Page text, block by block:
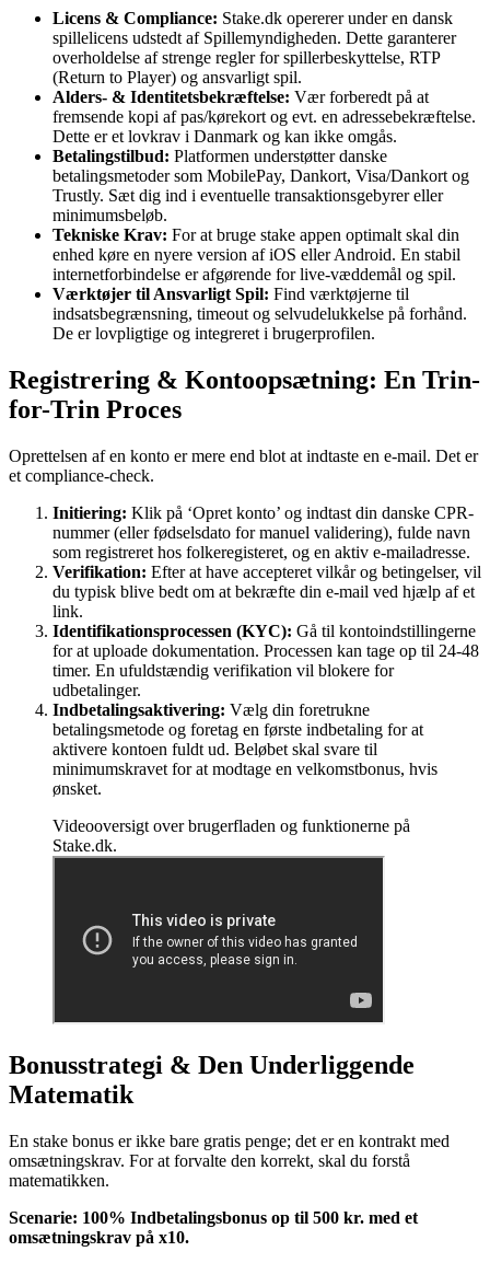
Licens & Compliance: Stake.dk opererer under en dansk
spillelicens udstedt af Spillemyndigheden. Dette garanterer
overholdelse af strenge regler for spillerbeskyttelse, RTP
(Return to Player) og ansvarligt spil.
Alders- & Identitetsbekræftelse: Vær forberedt på at
fremsende kopi af pas/kørekort og evt. en adressebekræftelse.
Dette er et lovkrav i Danmark og kan ikke omgås.
Betalingstilbud: Platformen understøtter danske
betalingsmetoder som MobilePay, Dankort, Visa/Dankort og
Trustly. Sæt dig ind i eventuelle transaktionsgebyrer eller
minimumsbeløb.
Tekniske Krav: For at bruge stake appen optimalt skal din
enhed køre en nyere version af iOS eller Android. En stabil
internetforbindelse er afgørende for live-væddemål og spil.
Værktøjer til Ansvarligt Spil: Find værktøjerne til
indsatsbegrænsning, timeout og selvudelukkelse på forhånd.
De er lovpligtige og integreret i brugerprofilen.
Registrering & Kontoopsætning: En Trin-
for-Trin Proces
Oprettelsen af en konto er mere end blot at indtaste en e-mail. Det er
et compliance-check.
Initiering: Klik på ‘Opret konto’ og indtast din danske CPR-
nummer (eller fødselsdato for manuel validering), fulde navn
som registreret hos folkeregisteret, og en aktiv e-mailadresse.
Verifikation: Efter at have accepteret vilkår og betingelser, vil
du typisk blive bedt om at bekræfte din e-mail ved hjælp af et
link.
Identifikationsprocessen (KYC): Gå til kontoindstillingerne
for at uploade dokumentation. Processen kan tage op til 24-48
timer. En ufuldstændig verifikation vil blokere for
udbetalinger.
Indbetalingsaktivering: Vælg din foretrukne
betalingsmetode og foretag en første indbetaling for at
aktivere kontoen fuldt ud. Beløbet skal svare til
minimumskravet for at modtage en velkomstbonus, hvis
ønsket.
Videooversigt over brugerfladen og funktionerne på
Stake.dk.
Bonusstrategi & Den Underliggende
Matematik
En stake bonus er ikke bare gratis penge; det er en kontrakt med
omsætningskrav. For at forvalte den korrekt, skal du forstå
matematikken.
Scenarie: 100% Indbetalingsbonus op til 500 kr. med et
omsætningskrav på x10.